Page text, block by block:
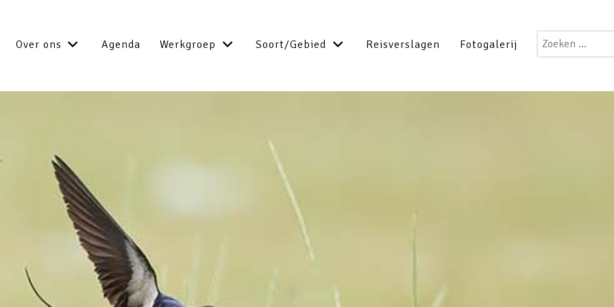
Over ons Agenda Werkgroep Soort/Gebied Reisverslagen Fotogalerij
Zoeken